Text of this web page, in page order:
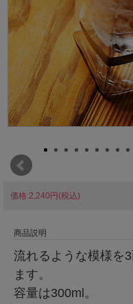
価格:2,240円(税込)
商品説明
流れるような模様を
ます。
容量は300ml。